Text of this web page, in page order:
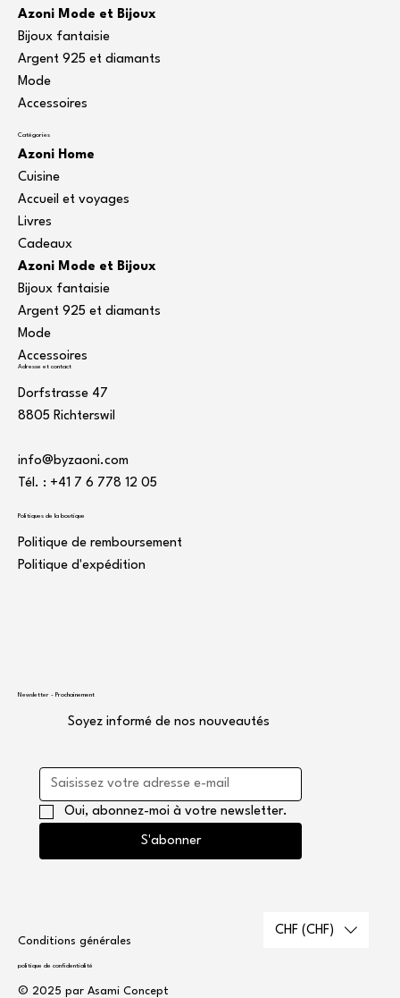
Azoni Mode et Bijoux
Bijoux fantaisie
Argent 925 et diamants
Mode
Accessoires
Catégories
Azoni Home
Cuisine
Accueil et voyages
Livres
Cadeaux
Azoni Mode et Bijoux
Bijoux fantaisie
Argent 925 et diamants
Mode
Accessoires
Adresse et contact
Dorfstrasse 47
8805 Richterswil
info@byzaoni.com
Tél. : +41 7 6 778 12 05
Politiques de la boutique
Politique de remboursement
Politique d'expédition
Newsletter - Prochainement
Soyez informé de nos nouveautés
Oui, abonnez-moi à votre newsletter.
S'abonner
Conditions générales
politique de confidentialité
© 2025 par Asami Concept
CHF (CHF)